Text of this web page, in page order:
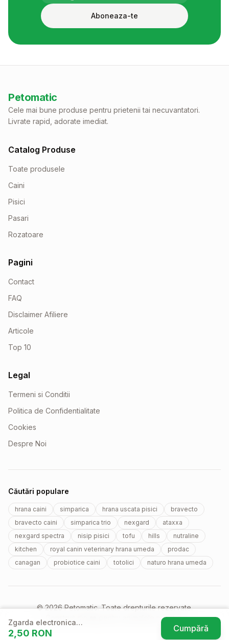
Zgarda electronica
pentru dresaj Dogtra
2,50 RON Cumpără
(se
Aboneaza-te
Petomatic
Cele mai bune produse pentru prietenii tai necuvantatori.
Livrate rapid, adorate imediat.
Catalog Produse
Toate produsele
Caini
Pisici
Pasari
Rozatoare
Pagini
Contact
FAQ
Disclaimer Afiliere
Articole
Top 10
Legal
Termeni si Conditii
Politica de Confidentialitate
Cookies
Despre Noi
Căutări populare
hrana caini simparica hrana uscata pisici
bravecto
bravecto caini
simparica trio nexgard
ataxxa
nexgard spectra
nisip pisici tofu hills
nutraline
kitchen
royal canin veterinary hrana umeda
prodac
canagan
probiotice caini totolici naturo hrana umeda
© 2026 Petomatic. Toate drepturile rezervate.
Construit din ❤️ pentru animalele noastre.